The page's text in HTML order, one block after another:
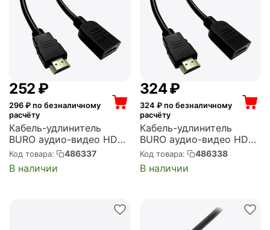
‍252‍ ₽
296 ₽ по безналичному
расчёту
Кабель-удлинитель
BURO аудио-видео HDMI
(m)/HDMI (f) 1.5м.
позолоч.конт. черный
(BU-HDMI2.0-EXTND-
Код товара: 486337
В наличии
‍324‍₽
324 ₽ по безналичному
расчёту
Кабель-удлинитель
BURO аудио-видео HDMI
(m)/HDMI (f) 2м.
позолоч.конт. черный
(BU-HDMI2.0-EXTND-2M)
Код товара: 486338
В наличии